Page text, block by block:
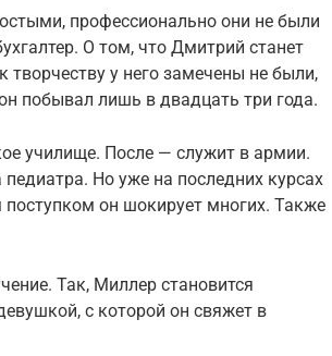
профессионально они не были
О том, что Дмитрий станет
творчеству у него замечены не были,
побывал лишь в двадцать три года.
училище. После — служит в армии.
Но уже на последних курсах
поступком он шокирует многих. Также
Так, Миллер становится
с которой он свяжет в